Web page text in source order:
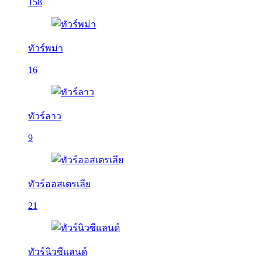
158
ทัวร์พม่า
16
ทัวร์ลาว
9
ทัวร์ออสเตรเลีย
21
ทัวร์นิวซีแลนด์